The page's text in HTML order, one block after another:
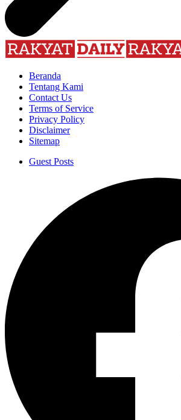
Beranda
Tentang Kami
Contact Us
Terms of Service
Privacy Policy
Disclaimer
Sitemap
Guest Posts